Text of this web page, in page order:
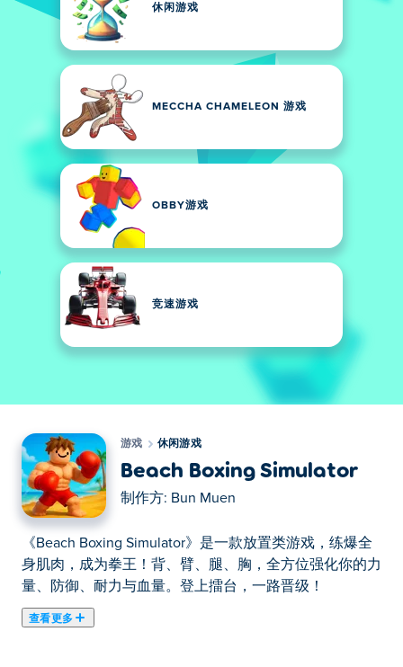
休闲游戏
MECCHA CHAMELEON 游戏
OBBY游戏
竞速游戏
游戏 休闲游戏
Beach Boxing Simulator
制作方: Bun Muen
《Beach Boxing Simulator》是一款放置类游戏，练爆全
身肌肉，成为拳王！背、臂、腿、胸，全方位强化你的力
量、防御、耐力与血量。登上擂台，一路晋级！
查看更多